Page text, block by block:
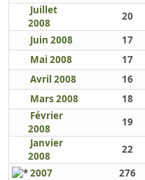
Juillet
2008
20
Juin 2008
17
Mai 2008
17
Avril 2008
16
Mars 2008
18
Février
2008
19
Janvier
2008
22
2007
276